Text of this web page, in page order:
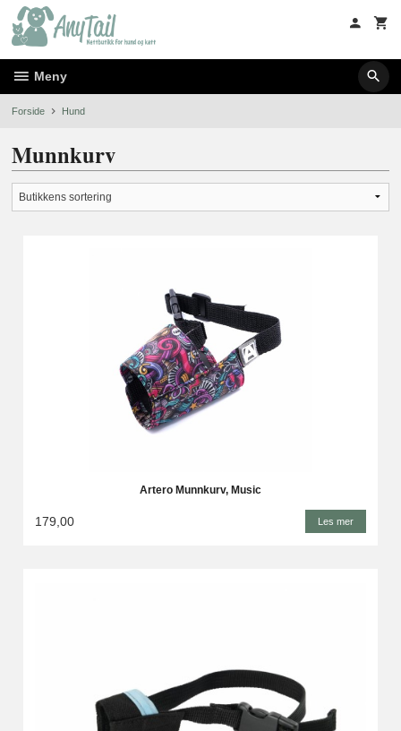
innholdet
Meny
Forside Hund
Munnkurv
Artero Munnkurv, Music
179,00 Les mer